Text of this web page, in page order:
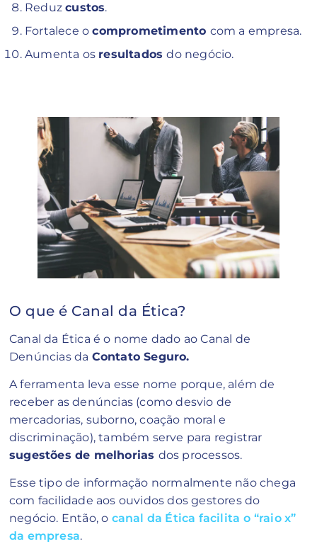
Reduzcustos.
Fortalece ocomprometimento com a empresa.
Aumenta os resultadosdo negócio.
O que é Canal da Ética?
Canal da Ética é o nome dado ao Canal de
Denúncias da Contato Seguro.
A ferramenta leva esse nome porque, além de
receber as denúncias (como desvio de
mercadorias, suborno, coação moral e
discriminação), também serve para registrar
sugestões de melhorias dos processos.
Esse tipo de informação normalmente não chega
com facilidade aos ouvidos dos gestores do
negócio. Então, o canal da Ética facilita o “raio x”
da empresa.